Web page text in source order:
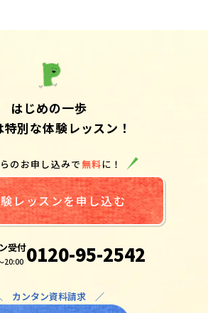
はじめの一歩
特別な体験レッスン！
のお申し込みで無料に！
レッスンを申し込む
受付
20:00 0120-95-2542
カンタン資料請求 ／